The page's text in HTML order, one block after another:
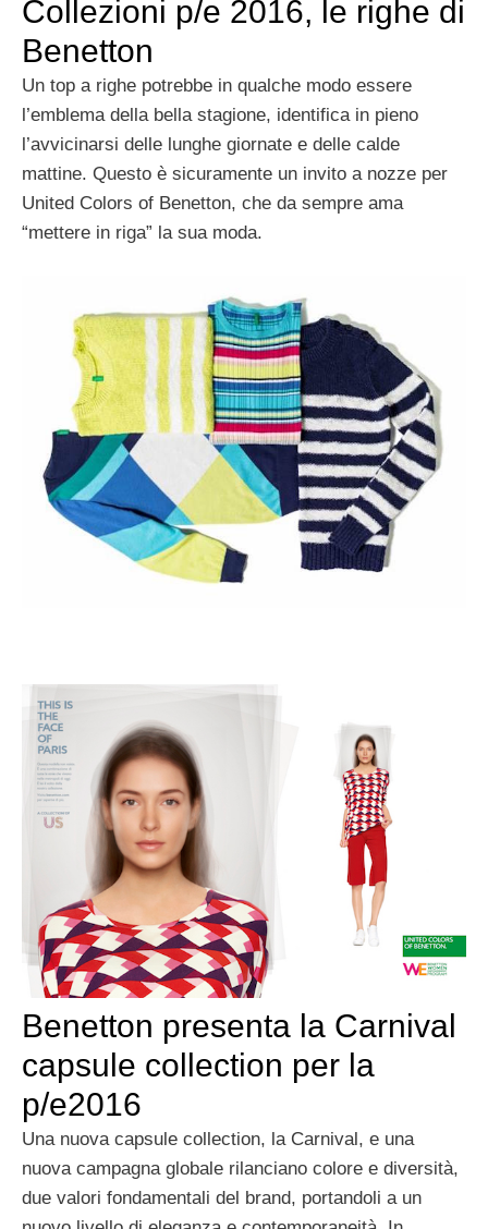
Collezioni p/e 2016, le righe di
Benetton
Un top a righe potrebbe in qualche modo essere
l’emblema della bella stagione, identifica in pieno
l’avvicinarsi delle lunghe giornate e delle calde
mattine. Questo è sicuramente un invito a nozze per
United Colors of Benetton, che da sempre ama
“mettere in riga” la sua moda.
Benetton presenta la Carnival
capsule collection per la
p/e2016
Una nuova capsule collection, la Carnival, e una
nuova campagna globale rilanciano colore e diversità,
due valori fondamentali del brand, portandoli a un